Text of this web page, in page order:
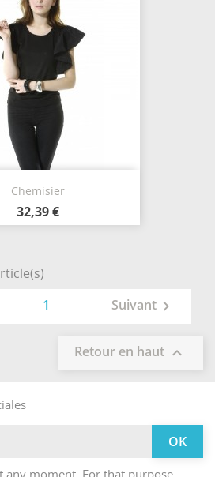
Chemisier
32,39 €
1 Suivant 
Retour en haut 
any moment. For that purpose,